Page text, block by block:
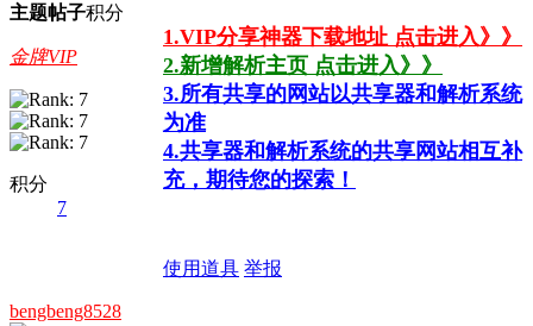
主题帖子积分
金牌VIP
积分
7
1.VIP分享神器下载地址 点击进入》》
2.新增解析主页 点击进入》》
3.所有共享的网站以共享器和解析系统
为准
4.共享器和解析系统的共享网站相互补
充，期待您的探索！
使用道具 举报
bengbeng8528